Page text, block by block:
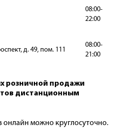
08:00-
22:00
д. 49, пом. 111
08:00-
21:00
розничной продажи
дистанционным
онлайн можно круглосуточно.